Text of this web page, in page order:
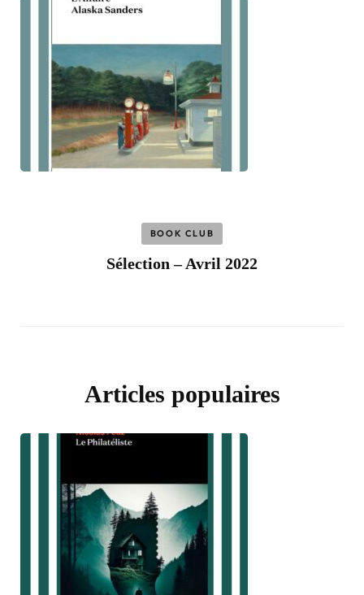
BOOK CLUB
Sélection – Avril 2022
Articles populaires